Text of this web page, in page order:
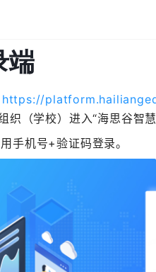
​https://
织（学校）进入“海思谷智慧
手机号+验证码登录。